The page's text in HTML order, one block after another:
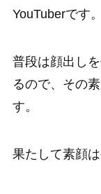
YouTuberです。
普段は顔出し
るので、その
す。
果たして素顔